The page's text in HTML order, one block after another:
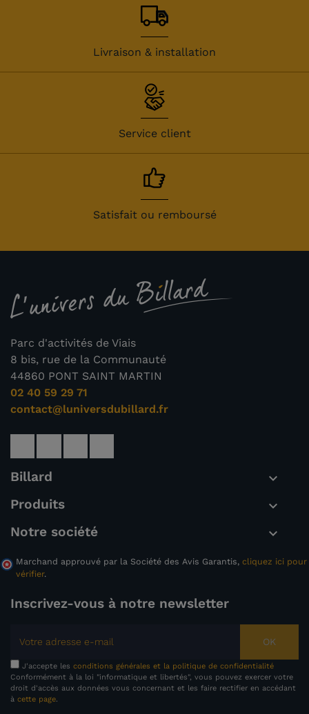
Livraison & installation
Service client
Satisfait ou remboursé
Parc d'activités de Viais
8 bis, rue de la Communauté
44860 PONT SAINT MARTIN
02 40 59 29 71
contact@luniversdubillard.fr
Billard 
Produits 
Notre société 
Marchand approuvé par la Société des Avis Garantis, cliquez ici pour
vérifier.
Inscrivez-vous à notre newsletter
OK
J'accepte les conditions générales et la politique de confidentialité
Conformément à la loi "informatique et libertés", vous pouvez exercer votre
droit d'accès aux données vous concernant et les faire rectifier en accédant
à cette page.